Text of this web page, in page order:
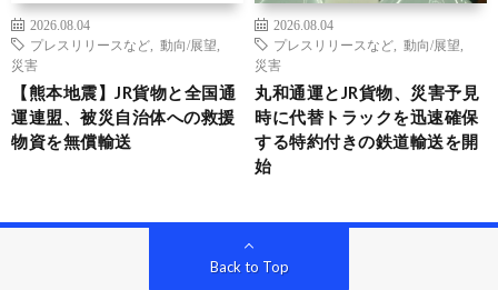
2026.08.04
プレスリリースなど
動向/展望
災害
【熊本地震】JR貨物と全国通
運連盟、被災自治体への救援
物資を無償輸送
2026.08.04
プレスリリースなど
動向/展望
災害
丸和通運とJR貨物、災害予見
時に代替トラックを迅速確保
する特約付きの鉄道輸送を開
始
Back to Top